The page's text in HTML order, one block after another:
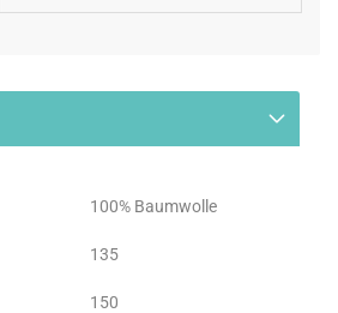
100% Baumwolle
135
150